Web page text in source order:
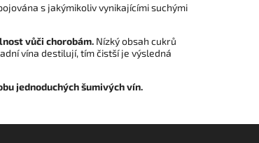
s jakýmikoliv vynikajícími suchými
vůči chorobám. Nízký obsah cukrů
vína destilují, tím čistší je výsledná
jednoduchých šumivých vín.